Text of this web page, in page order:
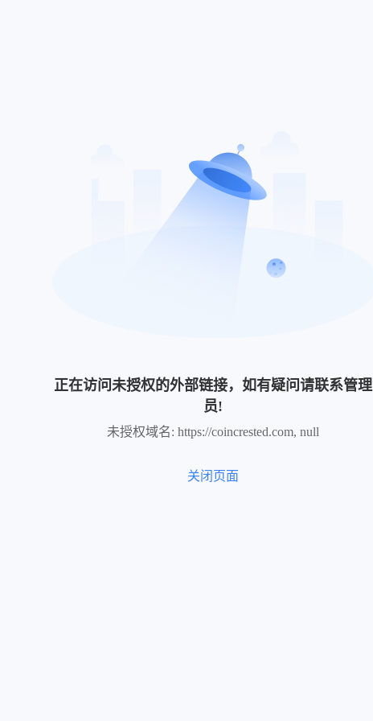
正在访问未授权的外部链接，如有疑问请联系管理
员!
未授权域名: https://coincrested.com, null
关闭页面